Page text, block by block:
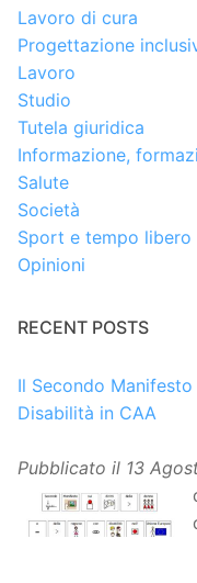
Lavoro di cura
Progettazione
Lavoro
Studio
Tutela giuridica
Informazione,
Salute
Società
Sport e tempo libero
Opinioni
RECENT POSTS
Il Secondo
Disabilità in CAA
Pubblicato il 13